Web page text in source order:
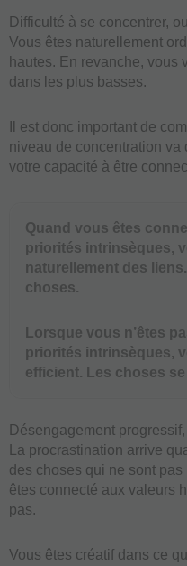
Difficulté à se concentrer,
Vous êtes naturellement
hautes. En revanche, vous
dans les plus basses.
Il est donc important de
niveau de concentration va
votre capacité à être
Quand vous êtes
priorités intrinsèques,
naturellement des
choses.
Lorsque vous n’êtes
priorités intrinsèques,
efficient. Les choses
Désengagement
La procrastination arrive
des choses qui ne sont
êtes connecté aux valeurs
pas.
Vous êtes créatif dans ce